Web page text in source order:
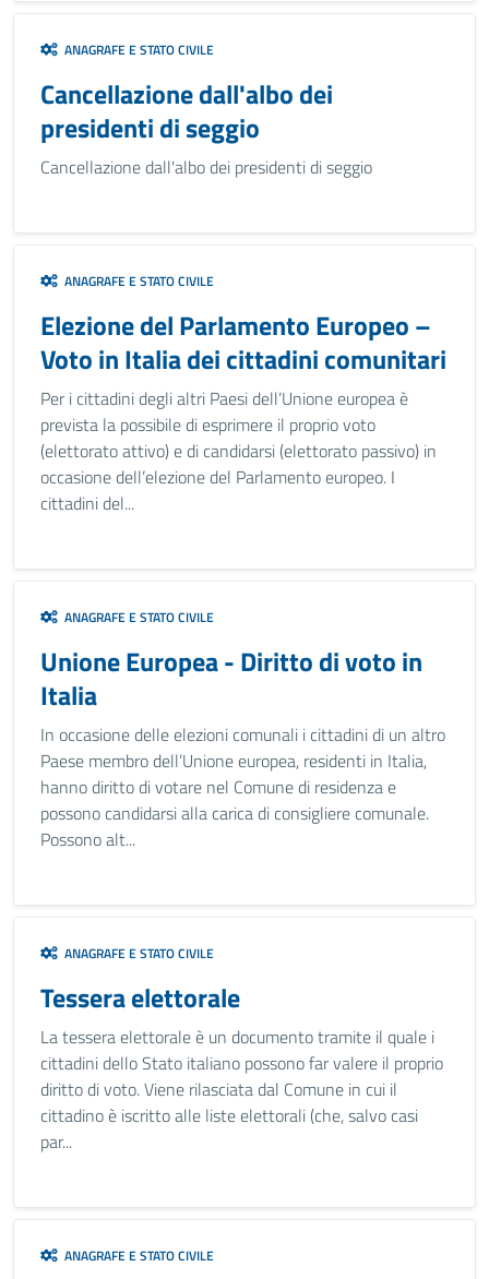
ANAGRAFE E STATO CIVILE
Cancellazione dall'albo dei
presidenti di seggio
Cancellazione dall'albo dei presidenti di seggio
ANAGRAFE E STATO CIVILE
Elezione del Parlamento Europeo –
Voto in Italia dei cittadini comunitari
Per i cittadini degli altri Paesi dell’Unione europea è
prevista la possibile di esprimere il proprio voto
(elettorato attivo) e di candidarsi (elettorato passivo) in
occasione dell’elezione del Parlamento europeo. I
cittadini del...
ANAGRAFE E STATO CIVILE
Unione Europea - Diritto di voto in
Italia
In occasione delle elezioni comunali i cittadini di un altro
Paese membro dell’Unione europea, residenti in Italia,
hanno diritto di votare nel Comune di residenza e
possono candidarsi alla carica di consigliere comunale.
Possono alt...
ANAGRAFE E STATO CIVILE
Tessera elettorale
La tessera elettorale è un documento tramite il quale i
cittadini dello Stato italiano possono far valere il proprio
diritto di voto. Viene rilasciata dal Comune in cui il
cittadino è iscritto alle liste elettorali (che, salvo casi
par...
ANAGRAFE E STATO CIVILE